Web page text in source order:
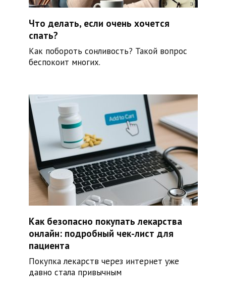
Что делать, если очень хочется
спать?
Как побороть сонливость? Такой вопрос
беспокоит многих.
Как безопасно покупать лекарства
онлайн: подробный чек-лист для
пациента
Покупка лекарств через интернет уже
давно стала привычным